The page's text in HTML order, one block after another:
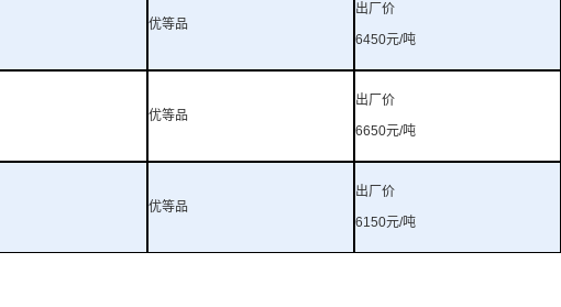
优等品
出厂价
6450元/吨
优等品
出厂价
6650元/吨
优等品
出厂价
6150元/吨